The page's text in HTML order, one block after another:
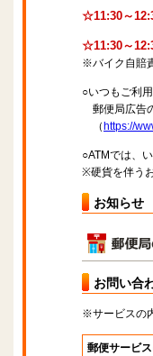
☆11:30～
☆11:30～
※バイク自賠
○いつもご利
郵便局広告
（ https://
○ATMでは、
※硬貨を伴う
お知らせ
お問い合
※サービスの
郵便サービ